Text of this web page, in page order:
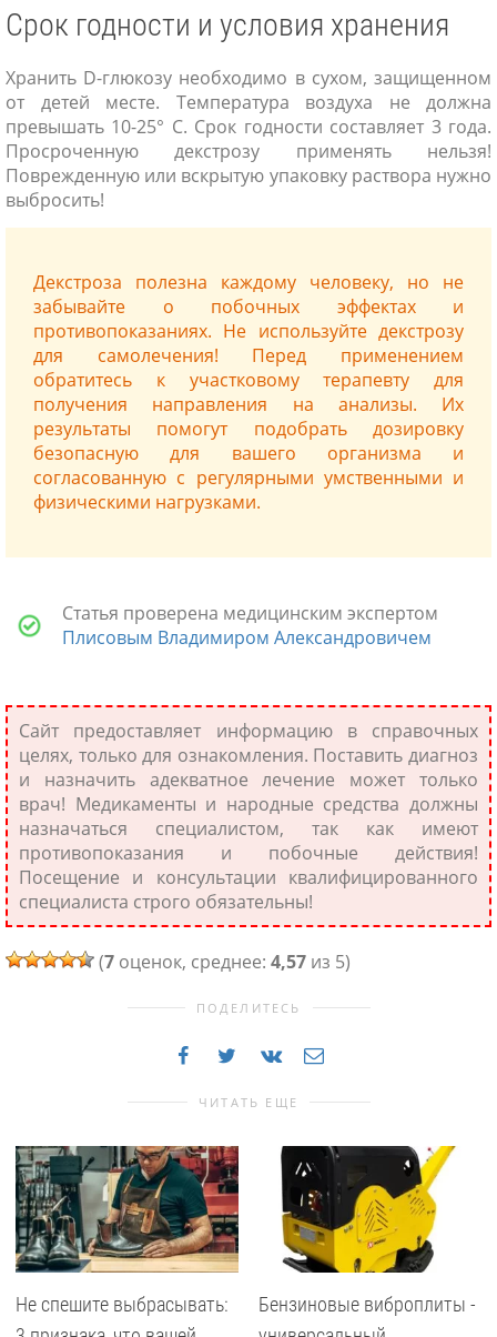
Срок годности и условия хранения
Хранить D-глюкозу необходимо в сухом, защищенном
от детей месте. Температура воздуха не должна
превышать 10-25° С. Срок годности составляет 3 года.
Просроченную декстрозу применять нельзя!
Поврежденную или вскрытую упаковку раствора нужно
выбросить!
Декстроза полезна каждому человеку, но не
забывайте о побочных эффектах и
противопоказаниях. Не используйте декстрозу
для самолечения! Перед применением
обратитесь к участковому терапевту для
получения направления на анализы. Их
результаты помогут подобрать дозировку
безопасную для вашего организма и
согласованную с регулярными умственными и
физическими нагрузками.
Статья проверена медицинским экспертом
Плисовым Владимиром Александровичем
Сайт предоставляет информацию в справочных
целях, только для ознакомления. Поставить диагноз
и назначить адекватное лечение может только
врач! Медикаменты и народные средства должны
назначаться специалистом, так как имеют
противопоказания и побочные действия!
Посещение и консультации квалифицированного
специалиста строго обязательны!
(7 оценок, среднее: 4,57 из 5)
ПОДЕЛИТЕСЬ
ЧИТАТЬ ЕЩЕ
Не спешите выбрасывать:
Бензиновые виброплиты -